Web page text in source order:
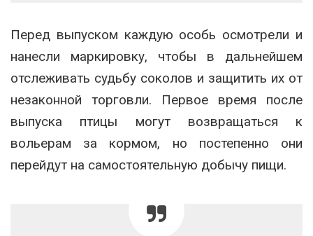
Перед выпуском каждую особь осмотрели и
нанесли маркировку, чтобы в дальнейшем
отслеживать судьбу соколов и защитить их от
незаконной торговли. Первое время после
выпуска птицы могут возвращаться к
вольерам за кормом, но постепенно они
перейдут на самостоятельную добычу пищи.